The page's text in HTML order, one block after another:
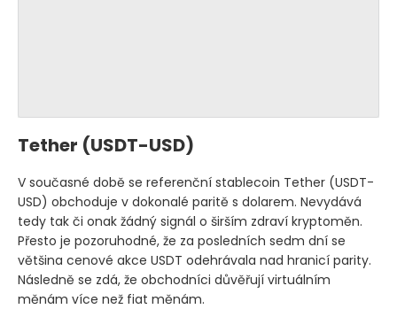
Tether (USDT-USD)
V současné době se referenční stablecoin Tether (USDT-
USD) obchoduje v dokonalé paritě s dolarem. Nevydává
tedy tak či onak žádný signál o širším zdraví kryptoměn.
Přesto je pozoruhodné, že za posledních sedm dní se
většina cenové akce USDT odehrávala nad hranicí parity.
Následně se zdá, že obchodníci důvěřují virtuálním
měnám více než fiat měnám.